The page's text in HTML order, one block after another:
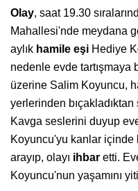
Olay, saat 19.30
Mahallesi'nde meydana
aylık hamile eşi Hediye
nedenle evde tartışmaya
üzerine Salim Koyuncu,
yerlerinden
Kavga seslerini duyup
Koyuncu'yu kanlar içinde
arayıp, olayı ihbar etti.
Koyuncu'nun yaşamını